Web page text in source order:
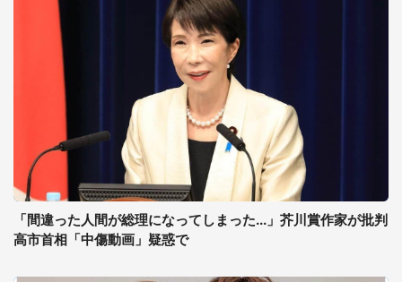
「間違った人間が総理になってしまった...」芥川賞作家が批判
高市首相「中傷動画」疑惑で